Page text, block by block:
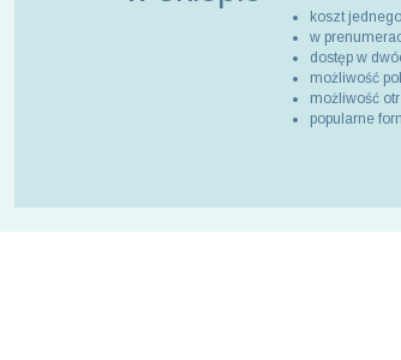
koszt
w
dostęp w
możliwość
możliwość
popularne